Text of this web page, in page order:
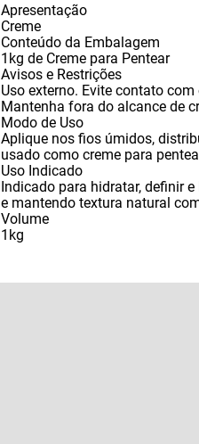
Apresentação
Creme
Conteúdo da Embalagem
1kg de Creme para Pentear
Avisos e Restrições
Uso externo. Evite contato
Mantenha fora do alcance de
Modo de Uso
Aplique nos fios úmidos,
usado como creme para
Uso Indicado
Indicado para hidratar, definir e
e mantendo textura natural
Volume
1kg